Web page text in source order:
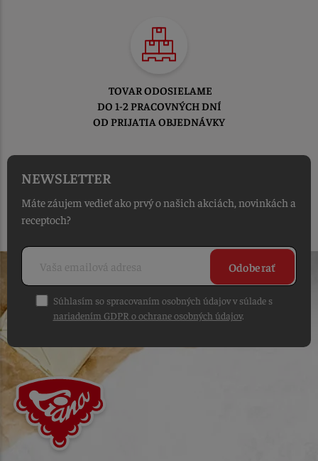
TOVAR ODOSIELAME
DO 1-2 PRACOVNÝCH DNÍ
OD PRIJATIA OBJEDNÁVKY
NEWSLETTER
Máte záujem vedieť ako prvý o našich akciách, novinkách a
receptoch?
Odoberať
Súhlasím so spracovaním osobných údajov v súlade s
nariadením GDPR o ochrane osobných údajov.